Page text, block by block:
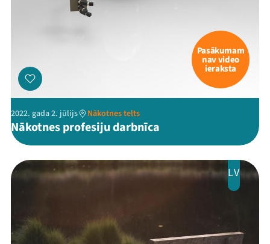
Pasākumam
nav video
ieraksta
2022. gada 2. jūlijs Nākotnes telts
Nākotnes profesiju darbnīca
LV